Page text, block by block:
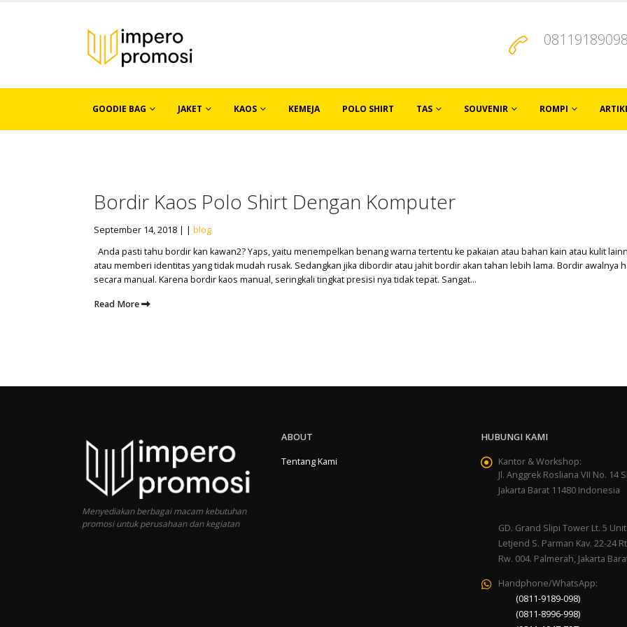
08119189098
GOODIE BAG JAKET KAOS KEMEJA POLO SHIRT TAS SOUVENIR ROMPI
Bordir Kaos Polo Shirt Dengan Komputer
September 14, 2018 | | blog
Anda pasti tahu bordir kan kawan2? Yaps, yaitu menempelkan benang warna tertentu ke pakaian atau bahan kain atau kulit
atau memberi identitas yang tidak mudah rusak. Sedangkan jika dibordir atau jahit bordir akan tahan lebih lama. Bordir awalnya
secara manual. Karena bordir kaos manual, seringkali tingkat presisi nya tidak tepat. Sangat...
Read More
Menyediakan berbagai macam kebutuhan
promosi untuk perusahaan dan kegiatan
ABOUT
Tentang Kami
HUBUNGI KAMI
Kantor & Workshop:
Jl. Anggrek Rosliana VII No. 14
Jakarta Barat 11480 Indonesia
GD. Grand Slipi Tower Lt. 5 Unit
Letjend S. Parman Kav. 22-24
Rw. 004. Palmerah, Jakarta
Handphone/WhatsApp:
(0811-9189-098)
(0811-8996-998)